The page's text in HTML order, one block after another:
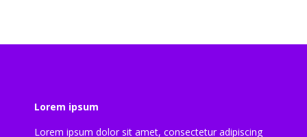
Lorem ipsum
Lorem ipsum dolor sit amet, consectetur adipiscing